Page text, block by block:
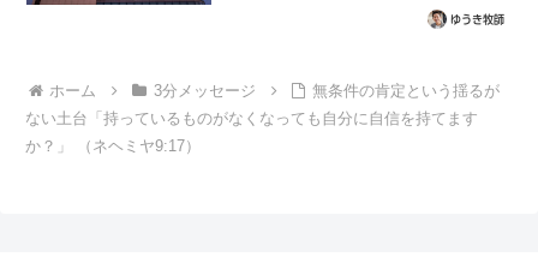
タンがズレていました。これが、人生だった
ゆうき牧師
ホーム 3分メッセージ
無条件の肯定という揺るが
ない土台「持っているものがなくなっても自分に自信を持てます
か？」 （ネヘミヤ9:17）